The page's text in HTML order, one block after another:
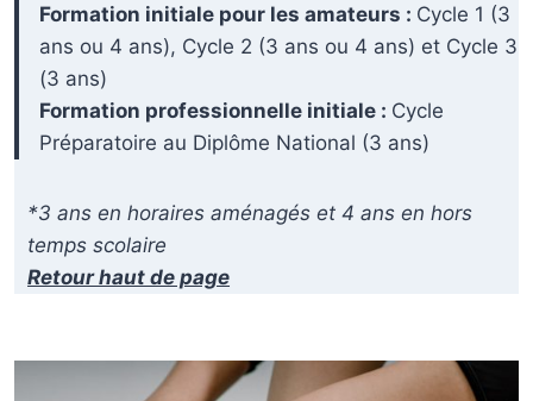
Formation initiale pour les amateurs : Cycle 1 (3
ans ou 4 ans), Cycle 2 (3 ans ou 4 ans) et Cycle 3
(3 ans)
Formation professionnelle initiale : Cycle
Préparatoire au Diplôme National (3 ans)
*3 ans en horaires aménagés et 4 ans en hors
temps scolaire
Retour haut de page